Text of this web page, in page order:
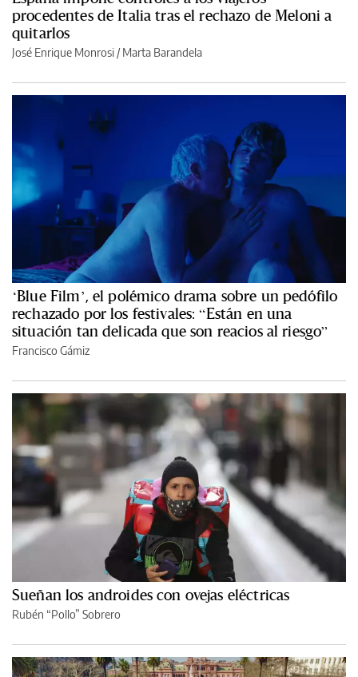
procedentes de Italia tras el rechazo de Meloni a
quitarlos
José Enrique Monrosi / Marta Barandela
‘Blue Film’, el polémico drama sobre un pedófilo
rechazado por los festivales: “Están en una
situación tan delicada que son reacios al riesgo”
Francisco Gámiz
Sueñan los androides con ovejas eléctricas
Rubén “Pollo” Sobrero